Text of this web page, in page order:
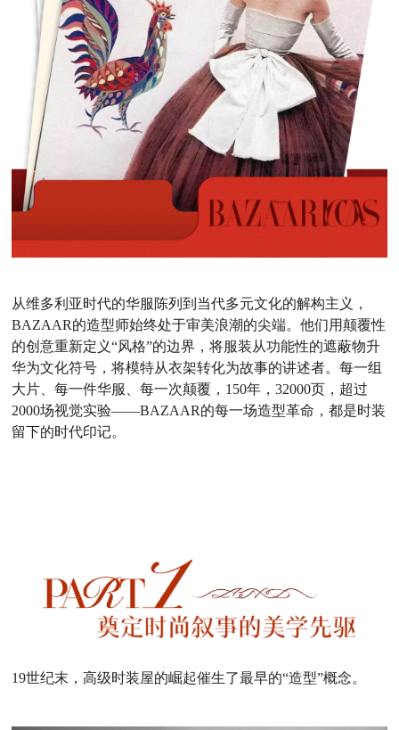
从维多利亚时代的华服陈列到当代多元文化的解构主义，
BAZAAR的造型师始终处于审美浪潮的尖端。他们用颠覆性
的创意重新定义“风格”的边界，将服装从功能性的遮蔽物升
华为文化符号，将模特从衣架转化为故事的讲述者。每一组
大片、每一件华服、每一次颠覆，150年，32000页，超过
2000场视觉实验——BAZAAR的每一场造型革命，都是时装
留下的时代印记。
19世纪末，高级时装屋的崛起催生了最早的“造型”概念。